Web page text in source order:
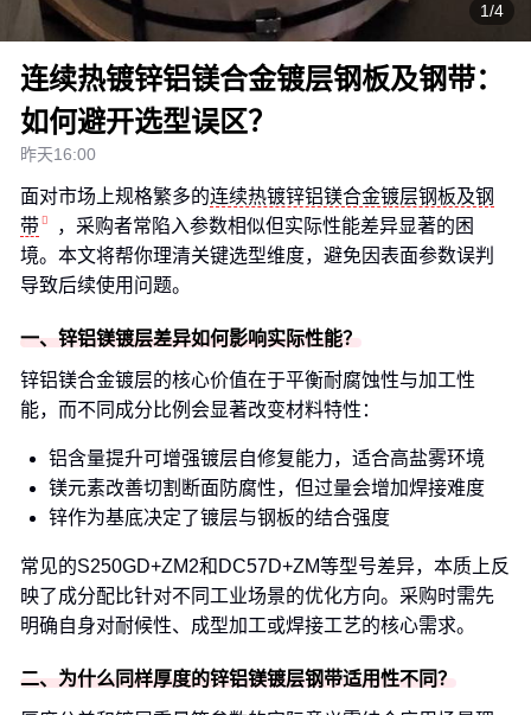
1/4
连续热镀锌铝镁合金镀层钢板及钢带：
如何避开选型误区？
昨天16:00
面对市场上规格繁多的连续热镀锌铝镁合金镀层钢板及钢
带
，采购者常陷入参数相似但实际性能差异显著的困
境。本文将帮你理清关键选型维度，避免因表面参数误判
导致后续使用问题。
一、锌铝镁镀层差异如何影响实际性能？
锌铝镁合金镀层的核心价值在于平衡耐腐蚀性与加工性
能，而不同成分比例会显著改变材料特性：
铝含量提升可增强镀层自修复能力，适合高盐雾环境
镁元素改善切割断面防腐性，但过量会增加焊接难度
锌作为基底决定了镀层与钢板的结合强度
常见的S250GD+ZM2和DC57D+ZM等型号差异，本质上反
映了成分配比针对不同工业场景的优化方向。采购时需先
明确自身对耐候性、成型加工或焊接工艺的核心需求。
二、为什么同样厚度的锌铝镁镀层钢带适用性不同？